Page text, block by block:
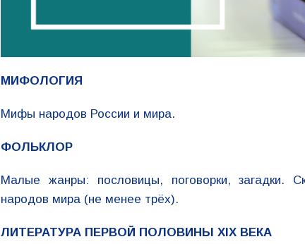
МИФОЛОГИЯ
Мифы народов России и мира.
ФОЛЬКЛОР
Малые жанры: пословицы, поговорки, загадки.
народов мира (не менее трёх).
ЛИТЕРАТУРА ПЕРВОЙ ПОЛОВИНЫ XIX ВЕКА